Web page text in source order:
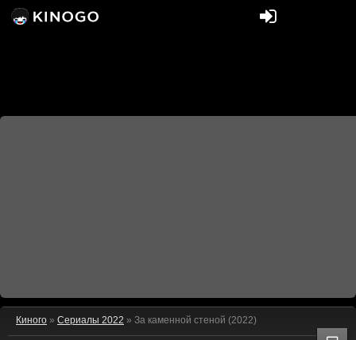
Киного » Сериалы 2022 » За каменной стеной (2022)